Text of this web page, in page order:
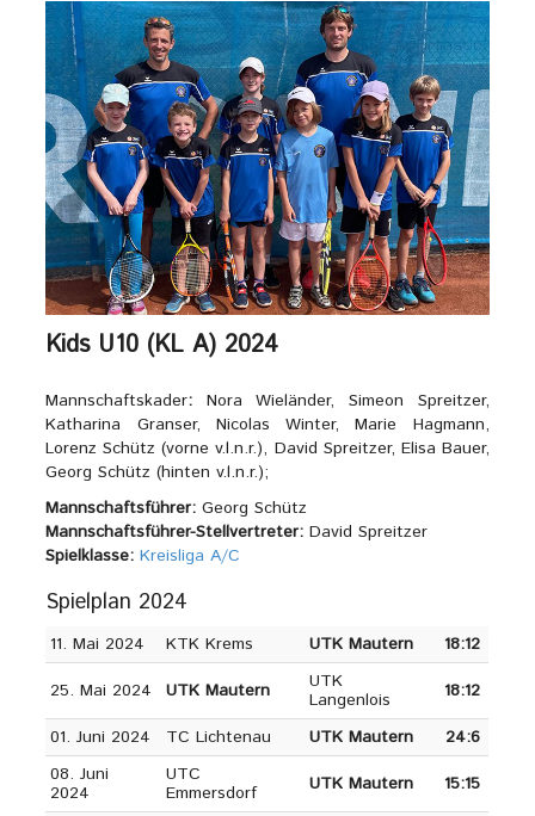
Kids U10 (KL A) 2024
Mannschaftskader: Nora Wieländer, Simeon Spreitzer,
Katharina Granser, Nicolas Winter, Marie Hagmann,
Lorenz Schütz (vorne v.l.n.r.), David Spreitzer, Elisa Bauer,
Georg Schütz (hinten v.l.n.r.);
Mannschaftsführer: Georg Schütz
Mannschaftsführer-Stellvertreter: David Spreitzer
Spielklasse: Kreisliga A/C
Spielplan 2024
11. Mai 2024 KTK Krems UTK Mautern
18:12
25. Mai 2024
UTK Mautern
UTK
Langenlois
18:12
01. Juni 2024
TC Lichtenau UTK Mautern
24:6
08. Juni
2024
UTC
Emmersdorf
UTK Mautern 15:15